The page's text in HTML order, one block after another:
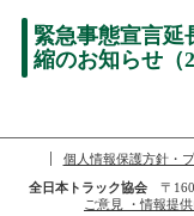
緊急事態宣言延
縮のお知らせ（
個人情報保護方針・
全日本トラック協会〒160-
ご意見 ・情報提